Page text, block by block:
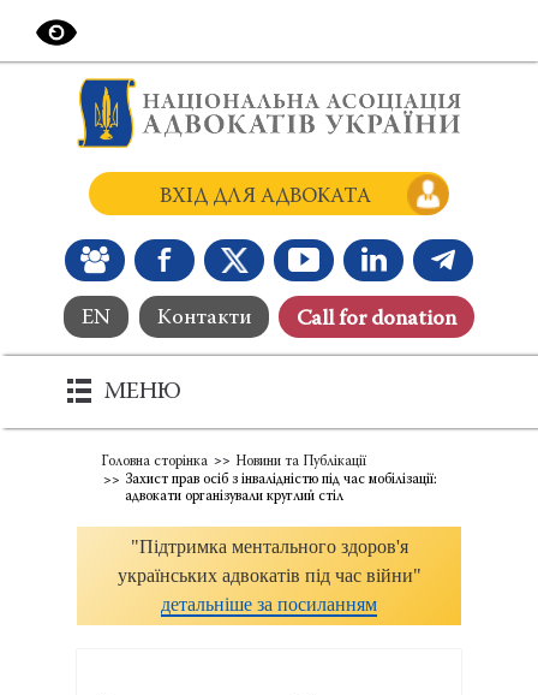
EN Контакти Сall for donation
ВХІД ДЛЯ АДВОКАТА
МЕНЮ
Головна сторінка
Новини та Публікації
Захист прав осіб з інвалідністю під час мобілізації:
адвокати організували круглий стіл
"Підтримка ментального здоров'я
українських адвокатів під час війни"
детальніше за посиланням